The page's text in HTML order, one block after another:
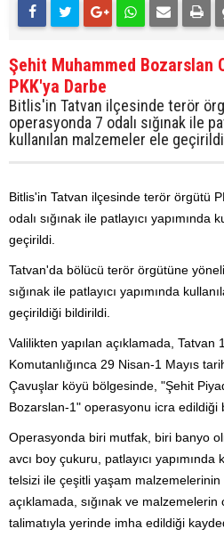
Şehit Muhammed Bozarslan
PKK'ya Darbe
Bitlis'in Tatvan ilçesinde terör
operasyonda 7 odalı sığınak ile
kullanılan malzemeler ele
Bitlis'in Tatvan ilçesinde terör örgütü
odalı sığınak ile patlayıcı yapımında
geçirildi.
Tatvan'da bölücü terör örgütüne
sığınak ile patlayıcı yapımında
geçirildiği bildirildi.
Valilikten yapılan açıklamada, Tatvan
Komutanlığınca 29 Nisan-1 Mayıs
Çavuşlar köyü bölgesinde, "Şehit
Bozarslan-1" operasyonu icra edildiği
Operasyonda biri mutfak, biri banyo
avcı boy çukuru, patlayıcı
telsizi ile çeşitli yaşam malzemelerinin
açıklamada, sığınak ve malzemelerin
talimatıyla yerinde imha edildiği